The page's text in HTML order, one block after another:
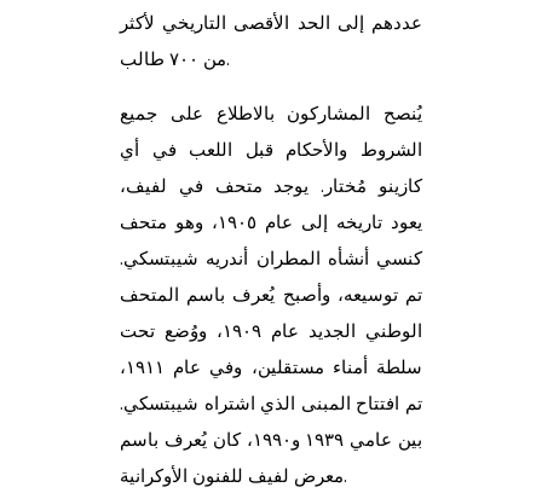
عددهم إلى الحد الأقصى التاريخي لأكثر
من ٧٠٠ طالب.
يُنصح المشاركون بالاطلاع على جميع
الشروط والأحكام قبل اللعب في أي
كازينو مُختار. يوجد متحف في لفيف،
يعود تاريخه إلى عام ١٩٠٥، وهو متحف
كنسي أنشأه المطران أندريه شيبتسكي.
تم توسيعه، وأصبح يُعرف باسم المتحف
الوطني الجديد عام ١٩٠٩، ووُضع تحت
سلطة أمناء مستقلين، وفي عام ١٩١١،
تم افتتاح المبنى الذي اشتراه شيبتسكي.
بين عامي ١٩٣٩ و١٩٩٠، كان يُعرف باسم
معرض لفيف للفنون الأوكرانية.